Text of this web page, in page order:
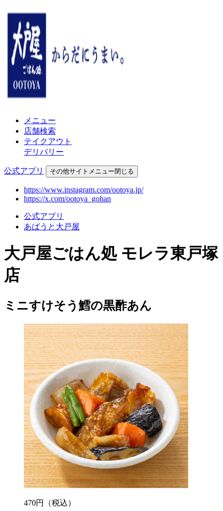
メニュー
店舗検索
テイクアウト
デリバリー
公式アプリ その他サイトメニュー閉じる
https://www.instagram.com/ootoya.jp/
https://x.com/ootoya_gohan
公式アプリ
あばうと大戸屋
大戸屋ごはん処 モレラ東戸塚
店
ミニすけそう鱈の黒酢あん
470円 （税込）